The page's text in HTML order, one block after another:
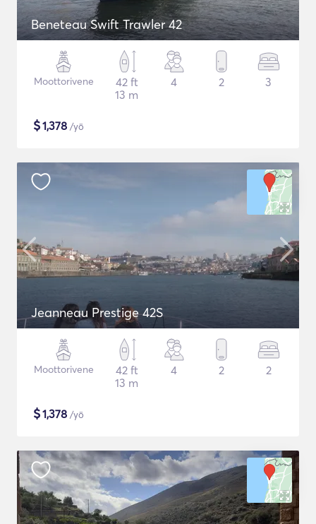
Beneteau Swift Trawler 42
Moottorivene
42 ft
13 m
4 2 3
$1,378 /yö
Jeanneau Prestige 42S
Moottorivene
42 ft
13 m
4 2 2
$1,378 /yö